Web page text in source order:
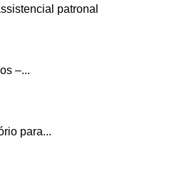
patronal
–...
para...